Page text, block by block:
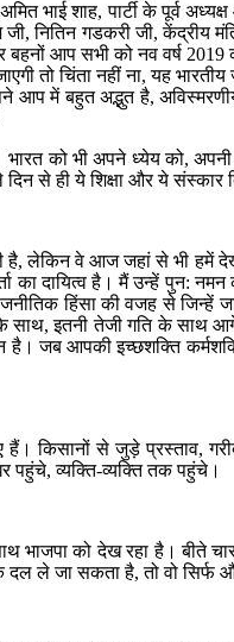
अमित भाई शाह, पार्टी के
नितिन गडकरी जी,
बहनों आप सभी को नव वर्ष
तो चिंता नहीं ना, यह भारतीय
आप में बहुत अद्भुत है,
को भी अपने ध्येय को, अपनी
दिन से ही ये शिक्षा और ये
लेकिन वे आज जहां से भी हमें
है। मैं उन्हें पुन: नमन
राजनीतिक हिंसा की वजह
इतनी तेजी गति के साथ
जब आपकी इच्छशक्ति
हैं। किसानों से जुड़े प्रस्ताव,
पहुंचे, व्यक्ति-व्यक्ति तक पहुंचे।
भाजपा को देख रहा है। बीते
ले जा सकता है, तो वो सिर्फ और